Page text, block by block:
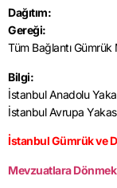
Dağıtım:
Gereği:
Tüm Bağlantı
Bilgi:
İstanbul Anadolu
İstanbul Avrupa
İstanbul Gümrük ve
Mevzuatlara Dönmek